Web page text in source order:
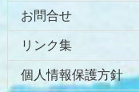
お問合せ
リンク集
個人情報保護方針